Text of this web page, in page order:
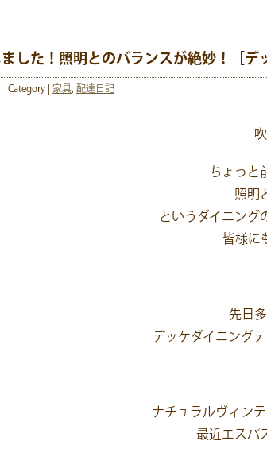
した！照明とのバランスが絶妙！［デ
Category | 家具 配達日記
ちょっと
照明
というダイニング
皆様に
先日
デッケダイニング
ナチュラルヴィン
最近エスパ